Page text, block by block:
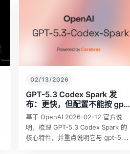
02/13/2026
GPT-5.3 Codex Spark 发
布：更快，但配置不能按 gpt-
5.3-codex 套用
基于 OpenAI 2026-02-12 官方说
明，梳理 GPT-5.3 Codex Spark 的
核心特性，并重点说明它与 gpt-5.3-